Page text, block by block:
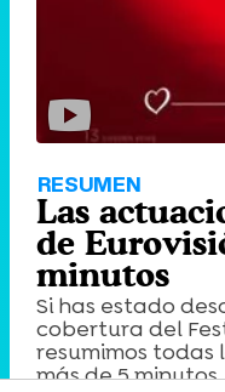
RESUMEN
Las
de
minutos
Si has estado
cobertura del
resumimos todas
más de 5 minutos.